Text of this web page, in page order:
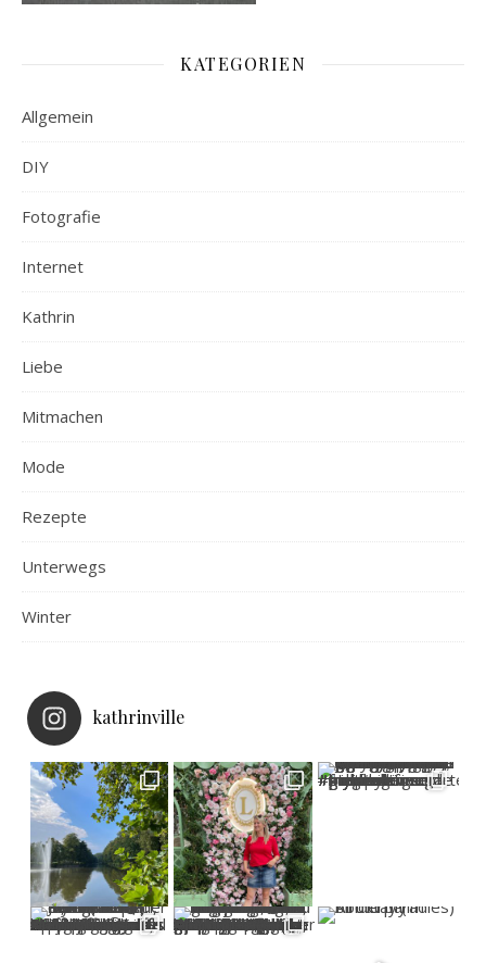
KATEGORIEN
Allgemein
DIY
Fotografie
Internet
Kathrin
Liebe
Mitmachen
Mode
Rezepte
Unterwegs
Winter
kathrinville